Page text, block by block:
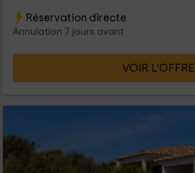
Réservation directe
Annulation 7 jours avant
VOIR L’OFFRE